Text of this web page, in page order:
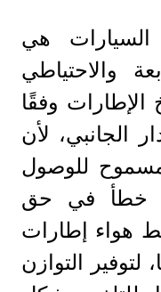
هي
والاحتياطي
الإطارات وفقًا
الجانبي، لأن
للوصول
خطأ في حق
هواء إطارات
التوازن